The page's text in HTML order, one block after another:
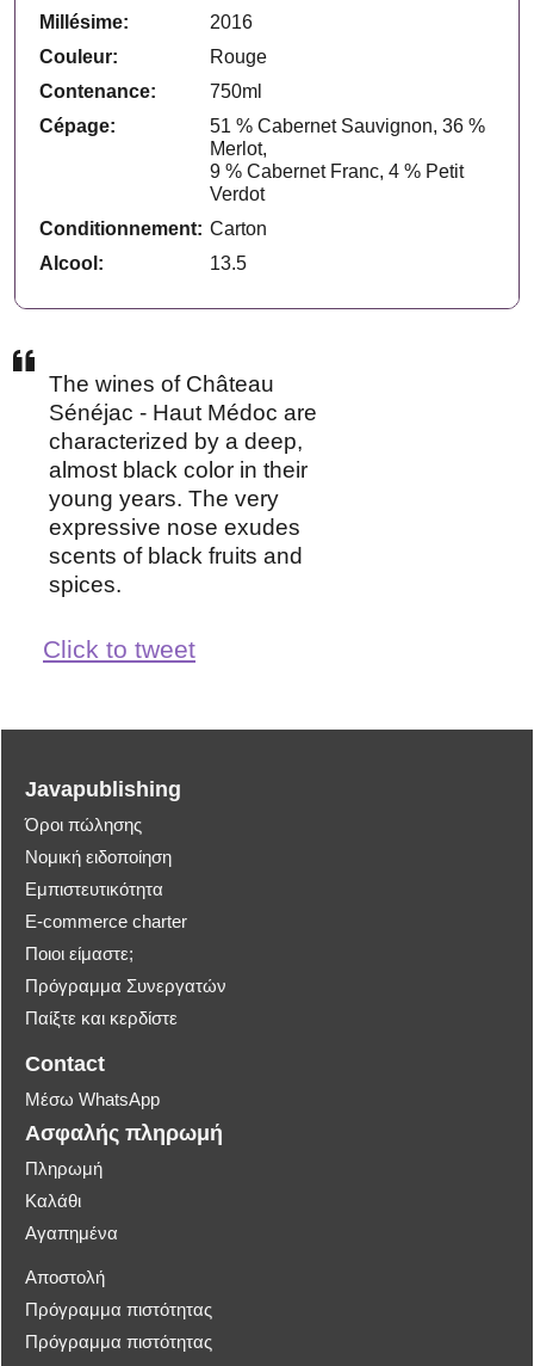
Millésime:
2016
Couleur:
Rouge
Contenance:
750ml
Cépage:
51 % Cabernet Sauvignon, 36 %
Merlot,
9 % Cabernet Franc, 4 % Petit
Verdot
Conditionnement: Carton
Alcool:
13.5
The wines of Château
Sénéjac - Haut Médoc are
characterized by a deep,
almost black color in their
young years. The very
expressive nose exudes
scents of black fruits and
spices.
Click to tweet
Javapublishing
Όροι πώλησης
Νομική ειδοποίηση
Εμπιστευτικότητα
E-commerce charter
Ποιοι είμαστε;
Πρόγραμμα Συνεργατών
Παίξτε και κερδίστε
Contact
Μέσω WhatsApp
Ασφαλής πληρωμή
Πληρωμή
Καλάθι
Αγαπημένα
Αποστολή
Πρόγραμμα πιστότητας
Πρόγραμμα πιστότητας